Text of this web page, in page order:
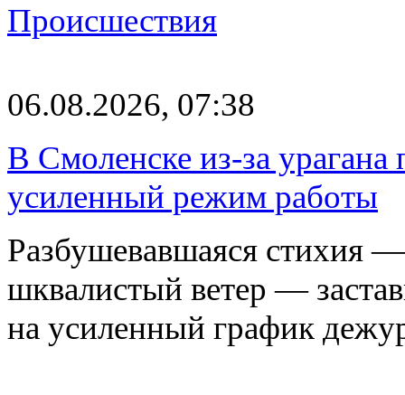
Происшествия
06.08.2026, 07:38
В Смоленске из-за
усиленный режим работы
Разбушевавшаяся стихия
шквалистый ветер —
на усиленный график